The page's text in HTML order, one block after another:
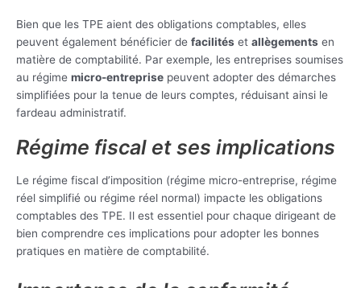
Bien que les TPE aient des obligations comptables, elles
peuvent également bénéficier de facilités et allègements en
matière de comptabilité. Par exemple, les entreprises soumises
au régime micro-entreprise peuvent adopter des démarches
simplifiées pour la tenue de leurs comptes, réduisant ainsi le
fardeau administratif.
Régime fiscal et ses implications
Le régime fiscal d’imposition (régime micro-entreprise, régime
réel simplifié ou régime réel normal) impacte les obligations
comptables des TPE. Il est essentiel pour chaque dirigeant de
bien comprendre ces implications pour adopter les bonnes
pratiques en matière de comptabilité.